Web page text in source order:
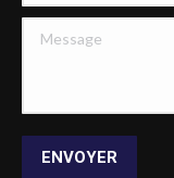
Message
ENVOYER